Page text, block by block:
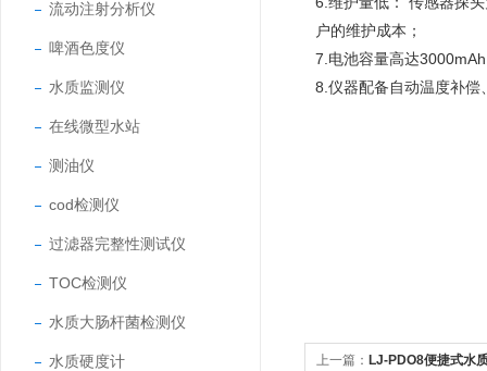
流动注射分析仪
啤酒色度仪
水质监测仪
在线微型水站
测油仪
cod检测仪
过滤器完整性测试仪
TOC检测仪
水质大肠杆菌检测仪
水质硬度计
户的维护成本；
7.电池容量高达
8.仪器配备自动温度补偿
上一篇： LJ-PDO8便捷式水